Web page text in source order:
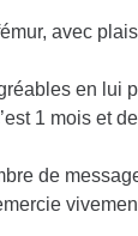
avec
en
1 mois et
de